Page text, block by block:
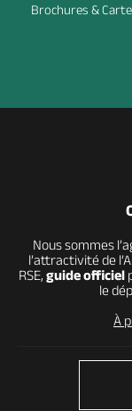
Brochures &
Nous sommes
l’attractivité de
RSE, guide officiel
le
À